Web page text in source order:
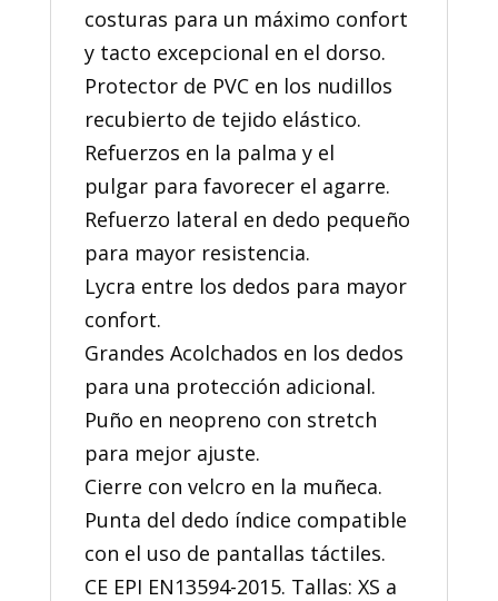
costuras para un máximo confort
y tacto excepcional en el dorso.
Protector de PVC en los nudillos
recubierto de tejido elástico.
Refuerzos en la palma y el
pulgar para favorecer el agarre.
Refuerzo lateral en dedo pequeño
para mayor resistencia.
Lycra entre los dedos para mayor
confort.
Grandes Acolchados en los dedos
para una protección adicional.
Puño en neopreno con stretch
para mejor ajuste.
Cierre con velcro en la muñeca.
Punta del dedo índice compatible
con el uso de pantallas táctiles.
CE EPI EN13594-2015. Tallas: XS a